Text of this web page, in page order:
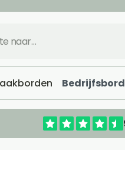
Bedrijfsbord